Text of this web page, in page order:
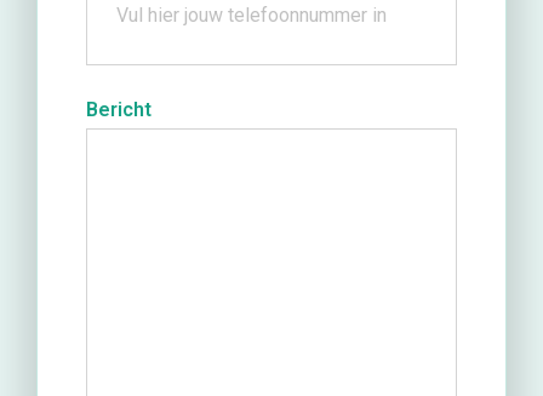
Bericht